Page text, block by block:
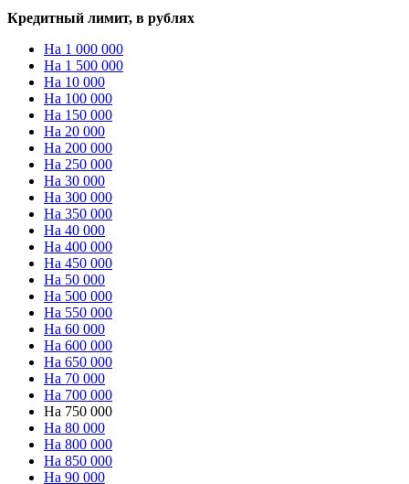
Кредитный лимит, в рублях
На 1 000 000
На 1 500 000
На 10 000
На 100 000
На 150 000
На 20 000
На 200 000
На 250 000
На 30 000
На 300 000
На 350 000
На 40 000
На 400 000
На 450 000
На 50 000
На 500 000
На 550 000
На 60 000
На 600 000
На 650 000
На 70 000
На 700 000
На 750 000
На 80 000
На 800 000
На 850 000
На 90 000